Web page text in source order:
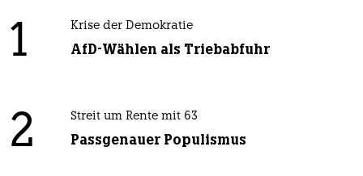
1 Krise der Demokratie
AfD-Wählen als Triebabfuhr
2 Streit um Rente mit 63
Passgenauer Populismus